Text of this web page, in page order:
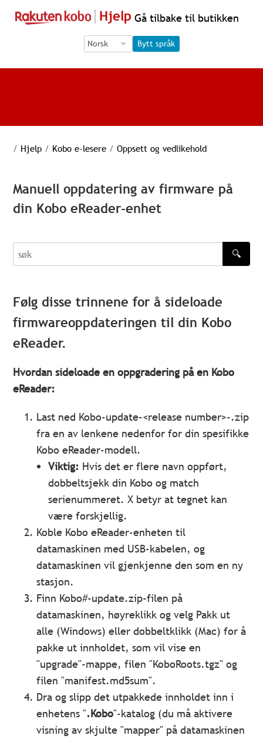
Hjelp Gå tilbake til butikken
Language Selection
Language Selection
Bytt språk
/ Hjelp / Kobo e-lesere / Oppsett og vedlikehold
Manuell oppdatering av firmware på
din Kobo eReader-enhet
søk
🔍
Følg disse trinnene for å sideloade
firmwareoppdateringen til din Kobo
eReader.
Hvordan sideloade en oppgradering på en Kobo
eReader:
Last ned Kobo-update-<release number>-.zip
fra en av lenkene nedenfor for din spesifikke
Kobo eReader-modell.
Viktig: Hvis det er flere navn oppført,
dobbeltsjekk din Kobo og match
serienummeret. X betyr at tegnet kan
være forskjellig.
Koble Kobo eReader-enheten til
datamaskinen med USB-kabelen, og
datamaskinen vil gjenkjenne den som en ny
stasjon.
Finn Kobo#-update.zip-filen på
datamaskinen, høyreklikk og velg Pakk ut
alle (Windows) eller dobbeltklikk (Mac) for å
pakke ut innholdet, som vil vise en
"upgrade"-mappe, filen "KoboRoots.tgz" og
filen "manifest.md5sum".
Dra og slipp det utpakkede innholdet inn i
enhetens ".Kobo"-katalog (du må aktivere
visning av skjulte "mapper" på datamaskinen